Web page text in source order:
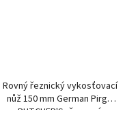
Rovný řeznický vykosťovací
nůž 150 mm German Pirge
BUTCHER'S, červený